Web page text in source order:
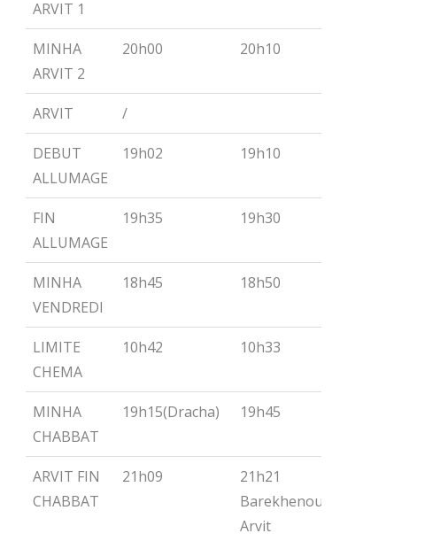
ARVIT 1
MINHA
ARVIT 2
20h00 20h10
ARVIT /
DEBUT
ALLUMAGE
19h02 19h10
FIN
ALLUMAGE
19h35 19h30
MINHA
VENDREDI
18h45 18h50
LIMITE
CHEMA
10h42 10h33
MINHA
CHABBAT
19h15(Dracha) 19h45
ARVIT FIN
CHABBAT
21h09
21h21
Barekhenou
Arvit